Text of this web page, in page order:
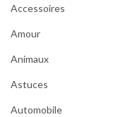
Accessoires
Amour
Animaux
Astuces
Automobile